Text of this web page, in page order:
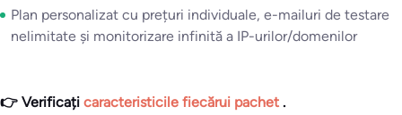
Plan personalizat cu prețuri individuale, e-mailuri de testare
nelimitate și monitorizare infinită a IP-urilor/domenilor
👉 Verificați caracteristicile fiecărui pachet .